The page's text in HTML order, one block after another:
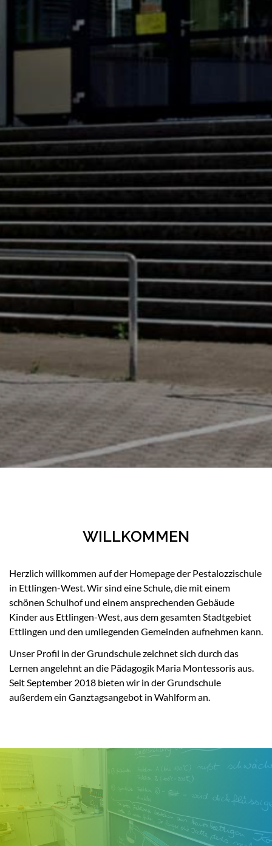
WILLKOMMEN
Herzlich willkommen auf der Homepage der Pestalozzischule
in Ettlingen-West. Wir sind eine Schule, die mit einem
schönen Schulhof und einem ansprechenden Gebäude
Kinder aus Ettlingen-West, aus dem gesamten Stadtgebiet
Ettlingen und den umliegenden Gemeinden aufnehmen kann.
Unser Profil in der Grundschule zeichnet sich durch das
Lernen angelehnt an die Pädagogik Maria Montessoris aus.
Seit September 2018 bieten wir in der Grundschule
außerdem ein Ganztagsangebot in Wahlform an.